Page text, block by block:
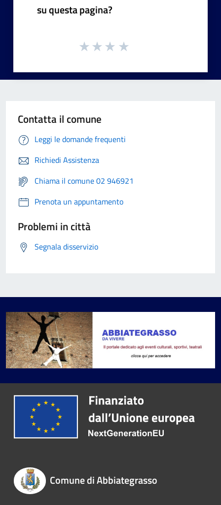
su questa pagina?
Contatta il comune
Leggi le domande frequenti
Richiedi Assistenza
Chiama il comune 02 946921
Prenota un appuntamento
Problemi in città
Segnala disservizio
Comune di Abbiategrasso